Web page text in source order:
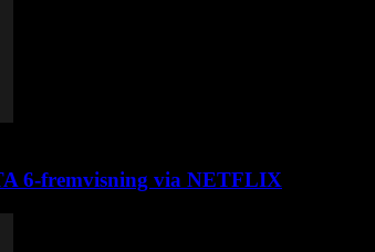
6-fremvisning via NETFLIX